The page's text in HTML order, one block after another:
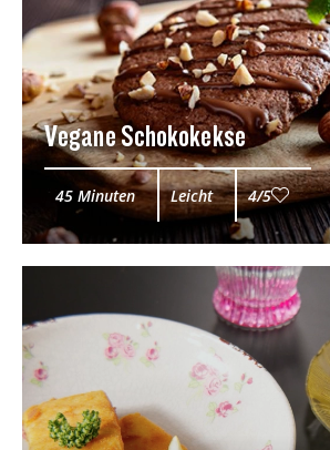
Vegane Schokokekse
45 Minuten Leicht 4/5